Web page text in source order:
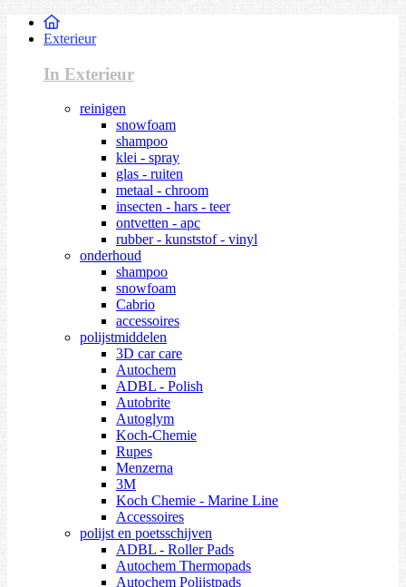
Exterieur
In Exterieur
reinigen
snowfoam
shampoo
klei - spray
glas - ruiten
metaal - chroom
insecten - hars - teer
ontvetten - apc
rubber - kunststof - vinyl
onderhoud
shampoo
snowfoam
Cabrio
accessoires
polijstmiddelen
3D car care
Autochem
ADBL - Polish
Autobrite
Autoglym
Koch-Chemie
Rupes
Menzerna
3M
Koch Chemie - Marine Line
Accessoires
polijst en poetsschijven
ADBL - Roller Pads
Autochem Thermopads
Autochem Polijstpads